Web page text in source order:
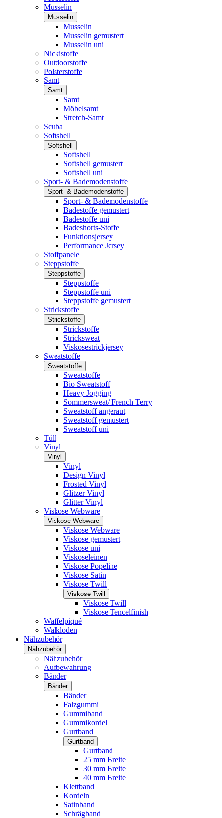
Musselin
Musselin
Musselin
Musselin gemustert
Musselin uni
Nickistoffe
Outdoorstoffe
Polsterstoffe
Samt
Samt
Samt
Möbelsamt
Stretch-Samt
Scuba
Softshell
Softshell
Softshell
Softshell gemustert
Softshell uni
Sport- & Bademodenstoffe
Sport- & Bademodenstoffe
Sport- & Bademodenstoffe
Badestoffe gemustert
Badestoffe uni
Badeshorts-Stoffe
Funktionsjersey
Performance Jersey
Stoffpanele
Steppstoffe
Steppstoffe
Steppstoffe
Steppstoffe uni
Steppstoffe gemustert
Strickstoffe
Strickstoffe
Strickstoffe
Stricksweat
Viskosestrickjersey
Sweatstoffe
Sweatstoffe
Sweatstoffe
Bio Sweatstoff
Heavy Jogging
Sommersweat/ French Terry
Sweatstoff angeraut
Sweatstoff gemustert
Sweatstoff uni
Tüll
Vinyl
Vinyl
Vinyl
Design Vinyl
Frosted Vinyl
Glitzer Vinyl
Glitter Vinyl
Viskose Webware
Viskose Webware
Viskose Webware
Viskose gemustert
Viskose uni
Viskoseleinen
Viskose Popeline
Viskose Satin
Viskose Twill
Viskose Twill
Viskose Twill
Viskose Tencelfinish
Waffelpiqué
Walkloden
Nähzubehör
Nähzubehör
Nähzubehör
Aufbewahrung
Bänder
Bänder
Bänder
Falzgummi
Gummiband
Gummikordel
Gurtband
Gurtband
Gurtband
25 mm Breite
30 mm Breite
40 mm Breite
Klettband
Kordeln
Satinband
Schrägband